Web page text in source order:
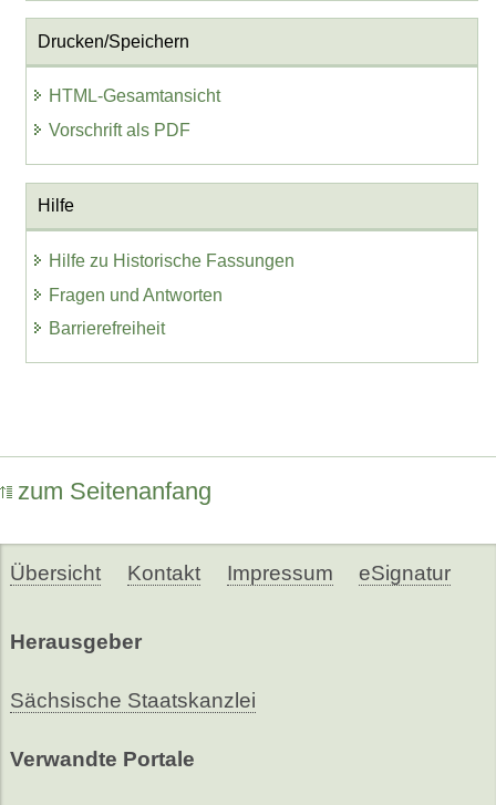
Drucken/Speichern
HTML-Gesamtansicht
Vorschrift als PDF
Hilfe
Hilfe zu Historische Fassungen
Fragen und Antworten
Barrierefreiheit
zum Seitenanfang
Übersicht Kontakt Impressum eSignatur
Herausgeber
Sächsische Staatskanzlei
Verwandte Portale